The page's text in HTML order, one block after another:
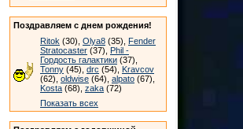
Поздравляем с днем рождения!
Ritok (30), Olya8 (35), Fender
Stratocaster (37), Phil -
Гордость галактики (37),
Tonny (45), drc (54), Kravcov
(62), oldwise (64), alpato (67),
Kosta (68), zaka (72)
Показать всех